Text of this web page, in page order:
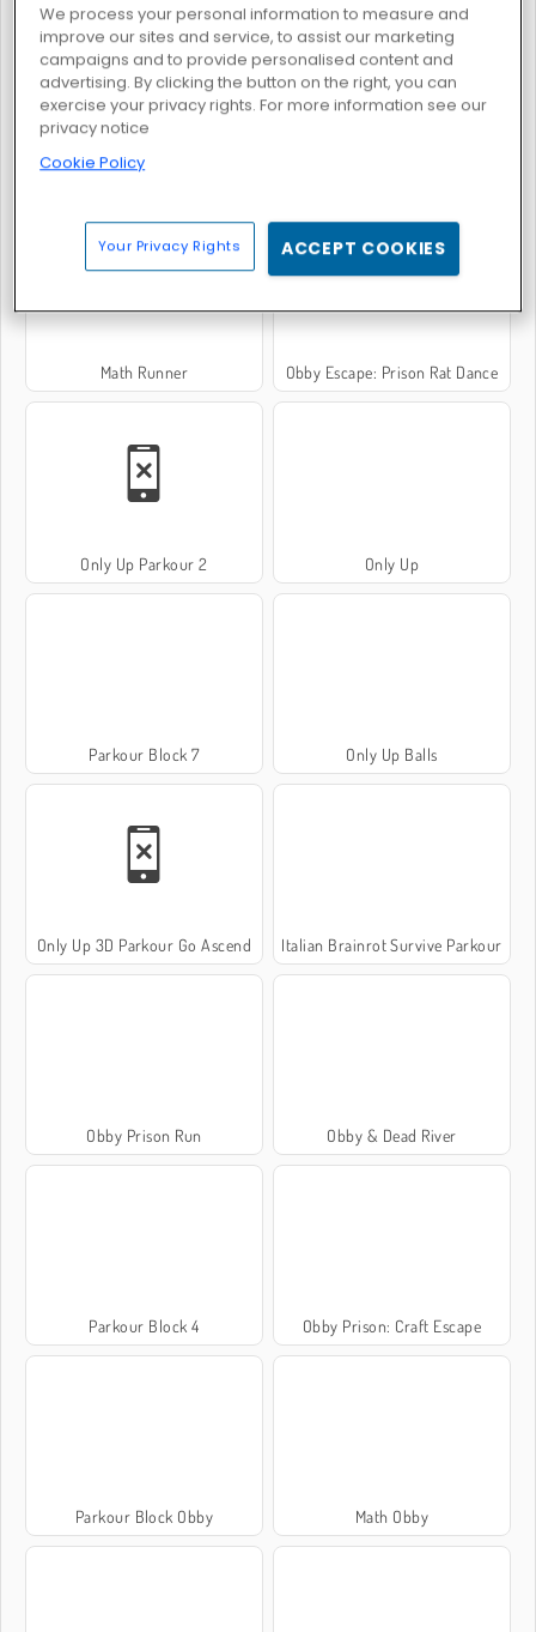
Math Runner Obby Escape: Prison Rat Dance
Only Up Parkour 2 Only Up
Parkour Block 7 Only Up Balls
Only Up 3D Parkour Go Ascend Italian Brainrot Survive Parkour
Obby Prison Run Obby & Dead River
Parkour Block 4 Obby Prison: Craft Escape
Parkour Block Obby Math Obby
We process your personal information to measure and
improve our sites and service, to assist our marketing
campaigns and to provide personalised content and
advertising. By clicking the button on the right, you can
exercise your privacy rights. For more information see our
privacy notice
Cookie Policy
Your Privacy Rights ACCEPT COOKIES